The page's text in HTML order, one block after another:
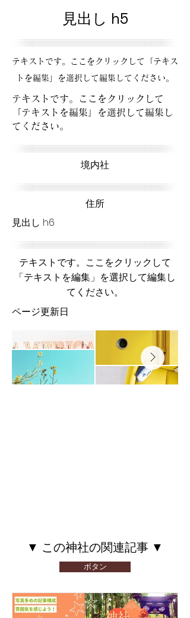
見出し h5
テキストです。ここをクリックして「テキス
トを編集」を選択して編集してください。
テキストです。ここをクリックして
「テキストを編集」を選択して編集し
てください。
​境内社
​住所
見出し h6
テキストです。ここをクリックして
「テキストを編集」を選択して編集し
てください。
​ページ更新日
​▼ この神社の関連記事 ▼
ボタン